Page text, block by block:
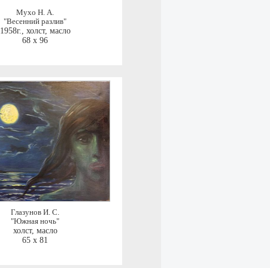
Мухо Н. А.
"Весенний разлив"
1958г., холст, масло
68 x 96
Глазунов И. С.
"Южная ночь"
холст, масло
65 x 81